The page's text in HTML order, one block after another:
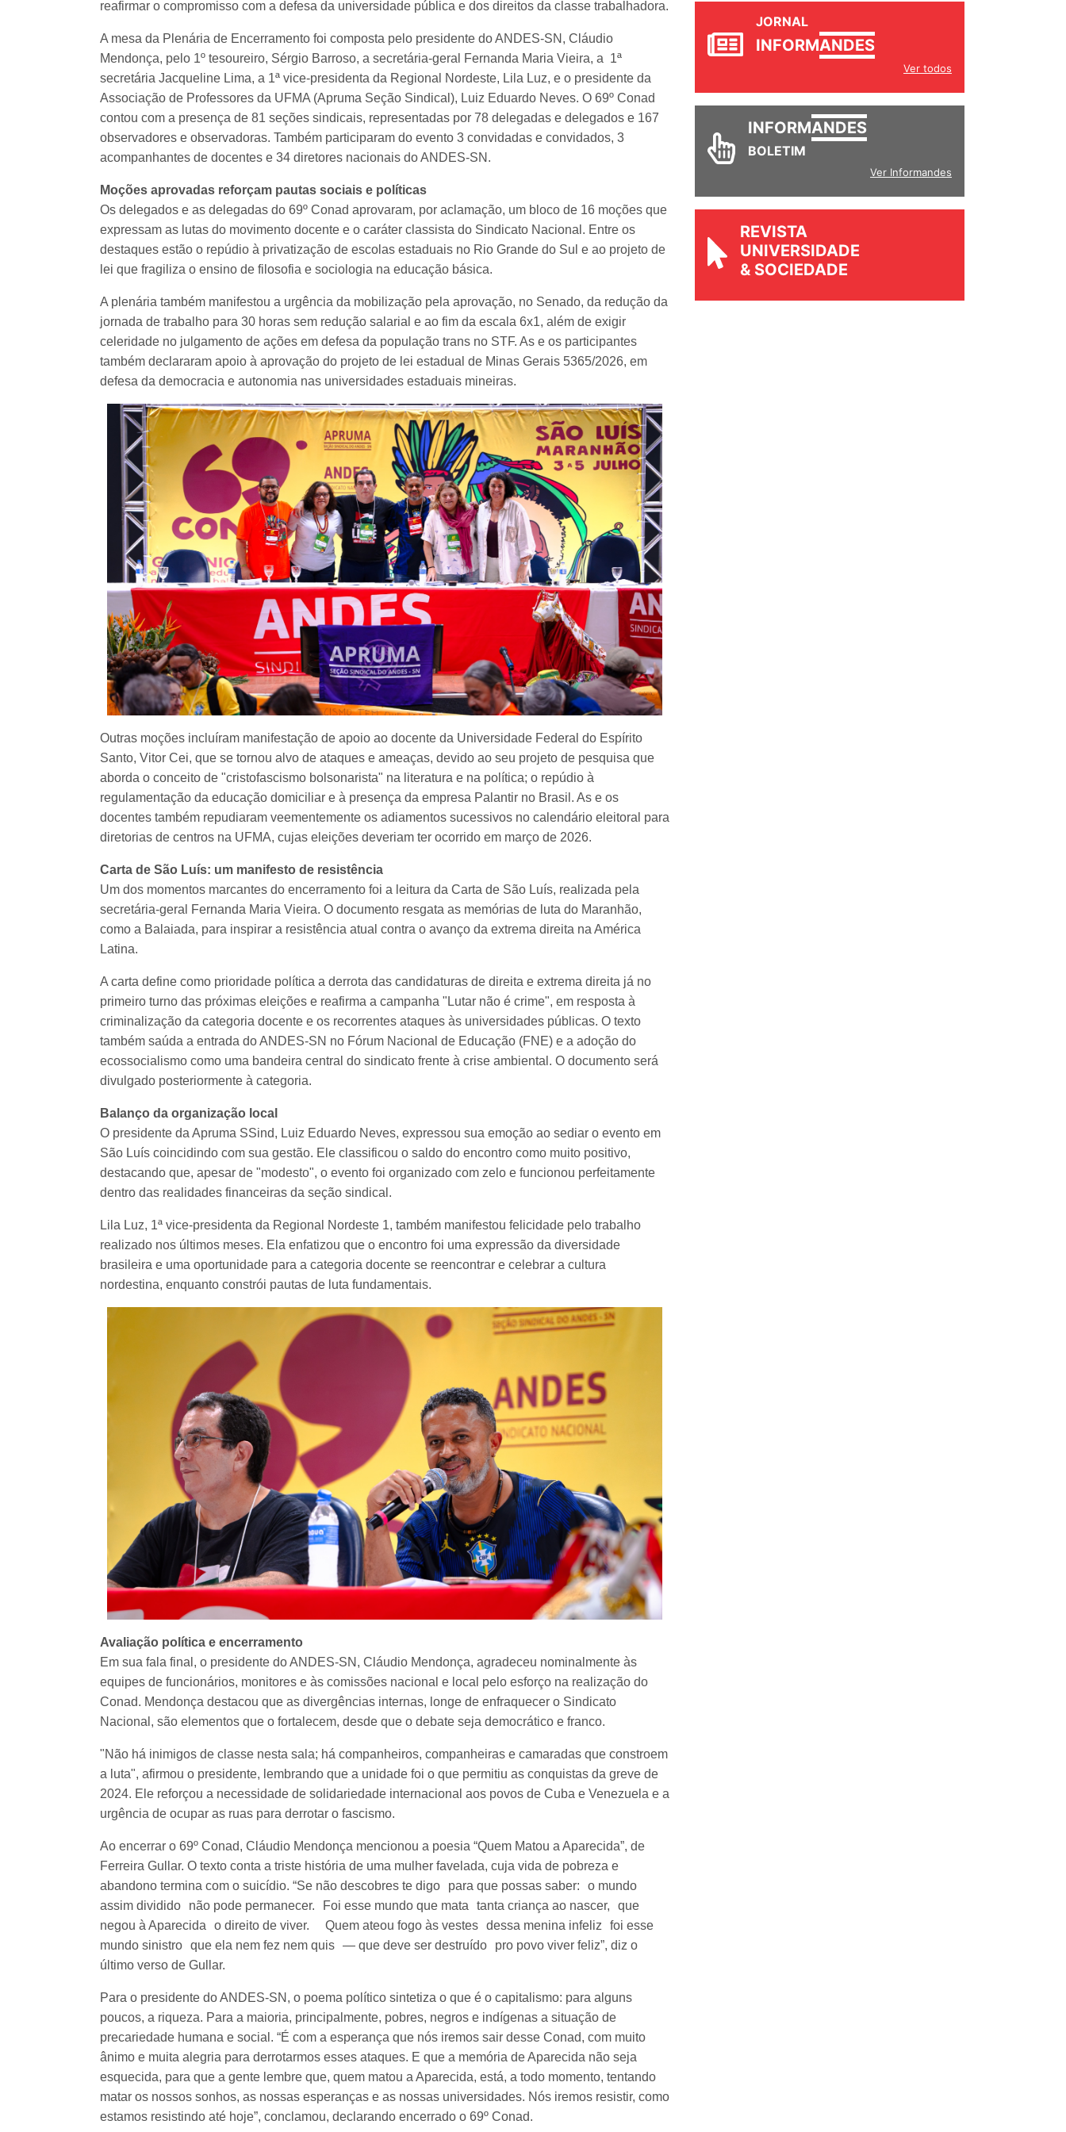
reafirmar o compromisso com a defesa da universidade pública e dos direitos da classe trabalhadora.
A mesa da Plenária de Encerramento foi composta pelo presidente do ANDES-SN, Cláudio
Mendonça, pelo 1º tesoureiro, Sérgio Barroso, a secretária-geral Fernanda Maria Vieira, a 1ª
secretária Jacqueline Lima, a 1ª vice-presidenta da Regional Nordeste, Lila Luz, e o presidente da
Associação de Professores da UFMA (Apruma Seção Sindical), Luiz Eduardo Neves. O 69º Conad
contou com a presença de 81 seções sindicais, representadas por 78 delegadas e delegados e 167
observadores e observadoras. Também participaram do evento 3 convidadas e convidados, 3
acompanhantes de docentes e 34 diretores nacionais do ANDES-SN.
Moções aprovadas reforçam pautas sociais e políticas
Os delegados e as delegadas do 69º Conad aprovaram, por aclamação, um bloco de 16 moções que
expressam as lutas do movimento docente e o caráter classista do Sindicato Nacional. Entre os
destaques estão o repúdio à privatização de escolas estaduais no Rio Grande do Sul e ao projeto de
lei que fragiliza o ensino de filosofia e sociologia na educação básica.
A plenária também manifestou a urgência da mobilização pela aprovação, no Senado, da redução da
jornada de trabalho para 30 horas sem redução salarial e ao fim da escala 6x1, além de exigir
celeridade no julgamento de ações em defesa da população trans no STF. As e os participantes
também declararam apoio à aprovação do projeto de lei estadual de Minas Gerais 5365/2026, em
defesa da democracia e autonomia nas universidades estaduais mineiras.
Outras moções incluíram manifestação de apoio ao docente da Universidade Federal do Espírito
Santo, Vitor Cei, que se tornou alvo de ataques e ameaças, devido ao seu projeto de pesquisa que
aborda o conceito de "cristofascismo bolsonarista" na literatura e na política; o repúdio à
regulamentação da educação domiciliar e à presença da empresa Palantir no Brasil. As e os
docentes também repudiaram veementemente os adiamentos sucessivos no calendário eleitoral para
diretorias de centros na UFMA, cujas eleições deveriam ter ocorrido em março de 2026.
Carta de São Luís: um manifesto de resistência
Um dos momentos marcantes do encerramento foi a leitura da Carta de São Luís, realizada pela
secretária-geral Fernanda Maria Vieira. O documento resgata as memórias de luta do Maranhão,
como a Balaiada, para inspirar a resistência atual contra o avanço da extrema direita na América
Latina.
A carta define como prioridade política a derrota das candidaturas de direita e extrema direita já no
primeiro turno das próximas eleições e reafirma a campanha "Lutar não é crime", em resposta à
criminalização da categoria docente e os recorrentes ataques às universidades públicas. O texto
também saúda a entrada do ANDES-SN no Fórum Nacional de Educação (FNE) e a adoção do
ecossocialismo como uma bandeira central do sindicato frente à crise ambiental. O documento será
divulgado posteriormente à categoria.
Balanço da organização local
O presidente da Apruma SSind, Luiz Eduardo Neves, expressou sua emoção ao sediar o evento em
São Luís coincidindo com sua gestão. Ele classificou o saldo do encontro como muito positivo,
destacando que, apesar de "modesto", o evento foi organizado com zelo e funcionou perfeitamente
dentro das realidades financeiras da seção sindical.
Lila Luz, 1ª vice-presidenta da Regional Nordeste 1, também manifestou felicidade pelo trabalho
realizado nos últimos meses. Ela enfatizou que o encontro foi uma expressão da diversidade
brasileira e uma oportunidade para a categoria docente se reencontrar e celebrar a cultura
nordestina, enquanto constrói pautas de luta fundamentais.
Avaliação política e encerramento
Em sua fala final, o presidente do ANDES-SN, Cláudio Mendonça, agradeceu nominalmente às
equipes de funcionários, monitores e às comissões nacional e local pelo esforço na realização do
Conad. Mendonça destacou que as divergências internas, longe de enfraquecer o Sindicato
Nacional, são elementos que o fortalecem, desde que o debate seja democrático e franco.
"Não há inimigos de classe nesta sala; há companheiros, companheiras e camaradas que constroem
a luta", afirmou o presidente, lembrando que a unidade foi o que permitiu as conquistas da greve de
2024. Ele reforçou a necessidade de solidariedade internacional aos povos de Cuba e Venezuela e a
urgência de ocupar as ruas para derrotar o fascismo.
Ao encerrar o 69º Conad, Cláudio Mendonça mencionou a poesia “Quem Matou a Aparecida”, de
Ferreira Gullar. O texto conta a triste história de uma mulher favelada, cuja vida de pobreza e
abandono termina com o suicídio. “Se não descobres te digo para que possas saber: o mundo
assim dividido não pode permanecer. Foi esse mundo que mata tanta criança ao nascer, que
negou à Aparecida o direito de viver. Quem ateou fogo às vestes dessa menina infeliz foi esse
mundo sinistro que ela nem fez nem quis — que deve ser destruído pro povo viver feliz”, diz o
último verso de Gullar.
Para o presidente do ANDES-SN, o poema político sintetiza o que é o capitalismo: para alguns
poucos, a riqueza. Para a maioria, principalmente, pobres, negros e indígenas a situação de
precariedade humana e social. “É com a esperança que nós iremos sair desse Conad, com muito
ânimo e muita alegria para derrotarmos esses ataques. E que a memória de Aparecida não seja
esquecida, para que a gente lembre que, quem matou a Aparecida, está, a todo momento, tentando
matar os nossos sonhos, as nossas esperanças e as nossas universidades. Nós iremos resistir, como
estamos resistindo até hoje”, conclamou, declarando encerrado o 69º Conad.
JORNAL
Ver todos
INFORM
Ver Informandes
REVISTA
UNIVERSIDADE